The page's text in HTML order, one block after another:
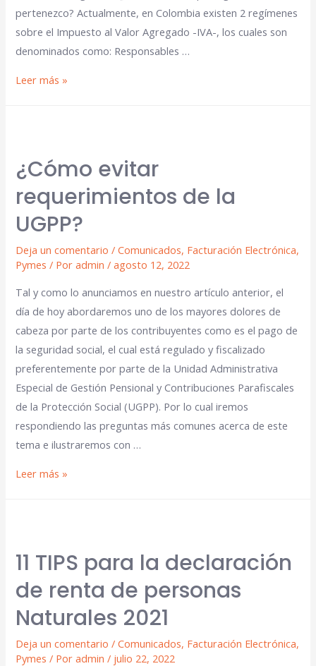
pertenezco? Actualmente, en Colombia existen 2 regímenes
sobre el Impuesto al Valor Agregado -IVA-, los cuales son
denominados como: Responsables …
Leer más »
¿Cómo evitar
requerimientos de la
UGPP?
Deja un comentario /Comunicados, Facturación Electrónica,
Pymes / Poradmin /agosto 12, 2022
Tal y como lo anunciamos en nuestro artículo anterior, el
día de hoy abordaremos uno de los mayores dolores de
cabeza por parte de los contribuyentes como es el pago de
la seguridad social, el cual está regulado y fiscalizado
preferentemente por parte de la Unidad Administrativa
Especial de Gestión Pensional y Contribuciones Parafiscales
de la Protección Social (UGPP). Por lo cual iremos
respondiendo las preguntas más comunes acerca de este
tema e ilustraremos con …
Leer más »
11 TIPS para la declaración
de renta de personas
Naturales 2021
Deja un comentario /Comunicados, Facturación Electrónica,
Pymes / Poradmin / julio 22, 2022